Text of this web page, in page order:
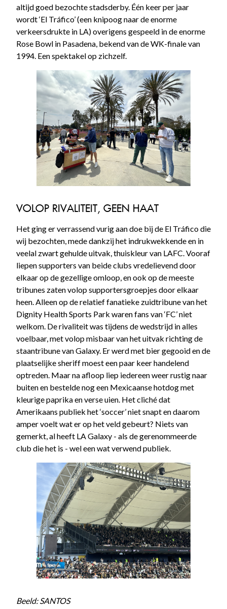
altijd goed bezochte stadsderby. Één keer per jaar
wordt ‘El Tráfico’ (een knipoog naar de enorme
verkeersdrukte in LA) overigens gespeeld in de enorme
Rose Bowl in Pasadena, bekend van de WK-finale van
1994. Een spektakel op zichzelf.
VOLOP RIVALITEIT, GEEN HAAT
Het ging er verrassend vurig aan doe bij de El Tráfico die
wij bezochten, mede dankzij het indrukwekkende en in
veelal zwart gehulde uitvak, thuiskleur van LAFC. Vooraf
liepen supporters van beide clubs vredelievend door
elkaar op de gezellige omloop, en ook op de meeste
tribunes zaten volop supportersgroepjes door elkaar
heen. Alleen op de relatief fanatieke zuidtribune van het
Dignity Health Sports Park waren fans van ‘FC’ niet
welkom. De rivaliteit was tijdens de wedstrijd in alles
voelbaar, met volop misbaar van het uitvak richting de
staantribune van Galaxy. Er werd met bier gegooid en de
plaatselijke sheriff moest een paar keer handelend
optreden. Maar na afloop liep iedereen weer rustig naar
buiten en bestelde nog een Mexicaanse hotdog met
kleurige paprika en verse uien. Het cliché dat
Amerikaans publiek het ‘soccer’ niet snapt en daarom
amper voelt wat er op het veld gebeurt? Niets van
gemerkt, al heeft LA Galaxy - als de gerenommeerde
club die het is - wel een wat verwend publiek.
Beeld: SANTOS